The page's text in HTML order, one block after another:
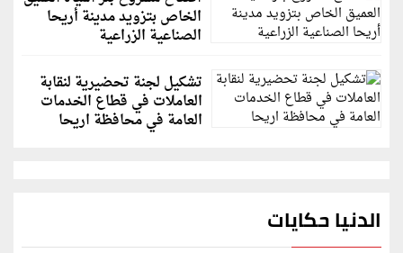
الخاص بتزويد مدينة أريحا
الصناعية الزراعية
تشكيل لجنة تحضيرية لنقابة
العاملات في قطاع الخدمات
العامة في محافظة اريحا
الدنيا حكايات